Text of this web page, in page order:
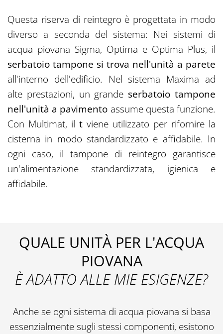
Questa riserva di reintegro è progettata in modo
diverso a seconda del sistema: Nei sistemi di
acqua piovana Sigma, Optima e Optima Plus, il
serbatoio tampone si trova nell'unità a parete
all'interno dell'edificio. Nel sistema Maxima ad
alte prestazioni, un grande serbatoio tampone
nell'unità a pavimento assume questa funzione.
Con Multimat, il t viene utilizzato per rifornire la
cisterna in modo standardizzato e affidabile. In
ogni caso, il tampone di reintegro garantisce
un'alimentazione standardizzata, igienica e
affidabile.
QUALE UNITÀ PER L'ACQUA
PIOVANA
È ADATTO ALLE MIE ESIGENZE?
Anche se ogni sistema di acqua piovana si basa
essenzialmente sugli stessi componenti, esistono